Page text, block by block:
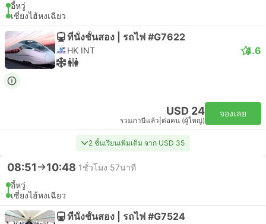
อี้หวู่
เซี่ยงไฮ้หงเฉียว
ที่นั่งชั้นสอง | รถไฟ #G7622
HK INT 4.6
USD 24
รวมภาษีแล้ว ต่อคน (ผู้ใหญ่)
จองเลย
2 ชั้นเรียนเพิ่มเติม จาก USD 35
08:51 10:48 1ชั่วโมง 57นาที
อี้หวู่
เซี่ยงไฮ้หงเฉียว
ที่นั่งชั้นสอง | รถไฟ #G7524